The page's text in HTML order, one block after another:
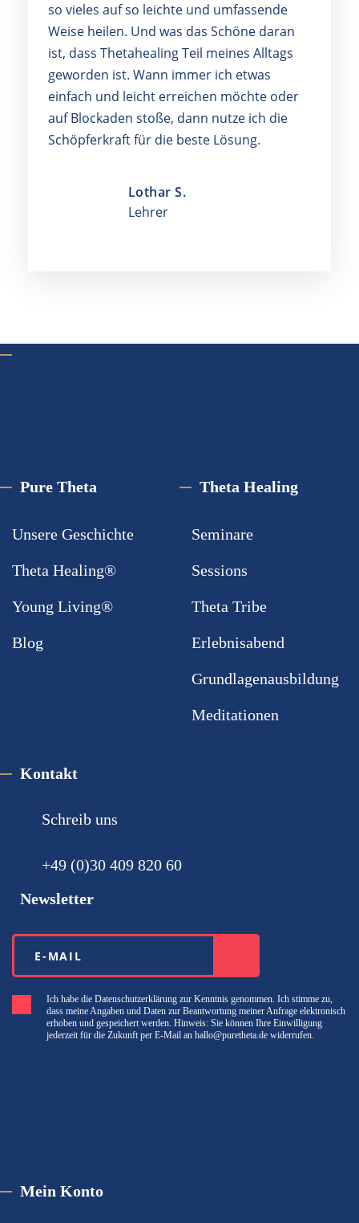
so vieles auf so leichte und umfassende
Weise heilen. Und was das Schöne daran
ist, dass Thetahealing Teil meines Alltags
geworden ist. Wann immer ich etwas
einfach und leicht erreichen möchte oder
auf Blockaden stoße, dann nutze ich die
Schöpferkraft für die beste Lösung.
Lothar S.
Lehrer
Pure Theta
Unsere Geschichte
Theta Healing®
Young Living®
Blog
Theta Healing
Seminare
Sessions
Theta Tribe
Erlebnisabend
Grundlagenausbildung
Meditationen
Kontakt
Schreib uns
+49 (0)30 ‪409 820 60‬
Newsletter
Ich habe die Datenschutzerklärung zur Kenntnis genommen. Ich stimme zu,
dass meine Angaben und Daten zur Beantwortung meiner Anfrage elektronisch
erhoben und gespeichert werden. Hinweis: Sie können Ihre Einwilligung
jederzeit für die Zukunft per E-Mail an hallo@puretheta.de widerrufen.
Mein Konto